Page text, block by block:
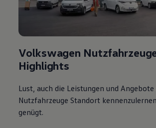
Volkswagen
Highlights
Lust, auch die Leistungen und
Nutzfahrzeuge Standort
genügt.